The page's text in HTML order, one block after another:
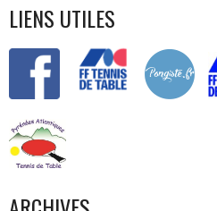
LIENS UTILES